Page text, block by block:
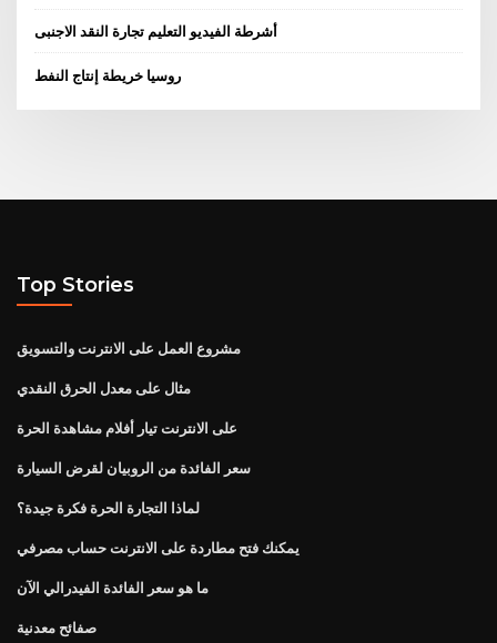
أشرطة الفيديو التعليم تجارة النقد الاجنبى
روسيا خريطة إنتاج النفط
Top Stories
مشروع العمل على الانترنت والتسويق
مثال على معدل الحرق النقدي
على الانترنت تيار أفلام مشاهدة الحرة
سعر الفائدة من الروبيان لقرض السيارة
لماذا التجارة الحرة فكرة جيدة؟
يمكنك فتح مطاردة على الانترنت حساب مصرفي
ما هو سعر الفائدة الفيدرالي الآن
صفائح معدنية